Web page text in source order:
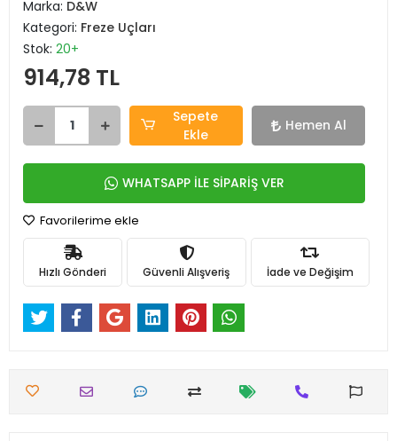
Marka: D&W
Kategori: Freze Uçları
Stok: 20+
914,78 TL
Sepete
Ekle
Hemen Al
WHATSAPP İLE SİPARİŞ VER
Favorilerime ekle
Hızlı Gönderi Güvenli Alışveriş İade ve Değişim